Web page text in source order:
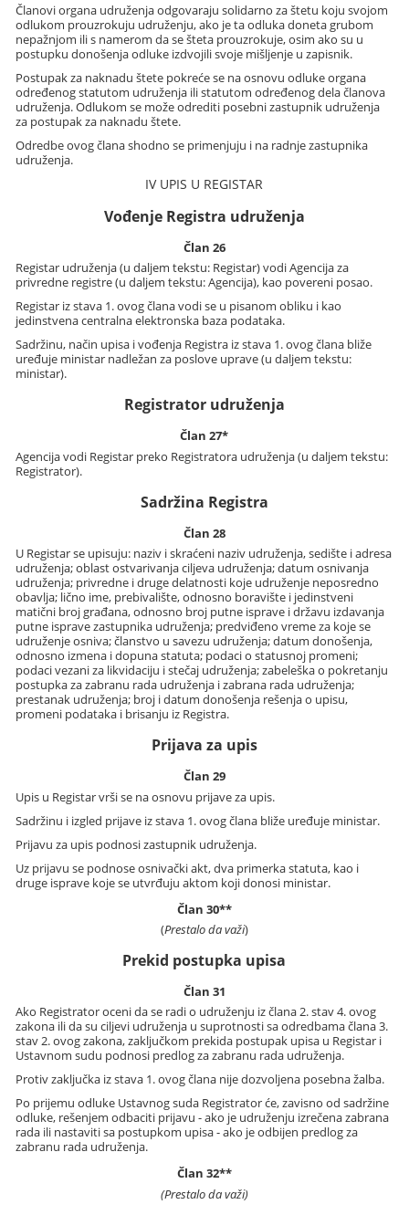
Članovi organa udruženja odgovaraju solidarno za štetu koju svojom
odlukom prouzrokuju udruženju, ako je ta odluka doneta grubom
nepažnjom ili s namerom da se šteta prouzrokuje, osim ako su u
postupku donošenja odluke izdvojili svoje mišljenje u zapisnik.
Postupak za naknadu štete pokreće se na osnovu odluke organa
određenog statutom udruženja ili statutom određenog dela članova
udruženja. Odlukom se može odrediti posebni zastupnik udruženja
za postupak za naknadu štete.
Odredbe ovog člana shodno se primenjuju i na radnje zastupnika
udruženja.
IV UPIS U REGISTAR
Vođenje Registra udruženja
Član 26
Registar udruženja (u daljem tekstu: Registar) vodi Agencija za
privredne registre (u daljem tekstu: Agencija), kao povereni posao.
Registar iz stava 1. ovog člana vodi se u pisanom obliku i kao
jedinstvena centralna elektronska baza podataka.
Sadržinu, način upisa i vođenja Registra iz stava 1. ovog člana bliže
uređuje ministar nadležan za poslove uprave (u daljem tekstu:
ministar).
Registrator udruženja
Član 27*
Agencija vodi Registar preko Registratora udruženja (u daljem tekstu:
Registrator).
Sadržina Registra
Član 28
U Registar se upisuju: naziv i skraćeni naziv udruženja, sedište i adresa
udruženja; oblast ostvarivanja ciljeva udruženja; datum osnivanja
udruženja; privredne i druge delatnosti koje udruženje neposredno
obavlja; lično ime, prebivalište, odnosno boravište i jedinstveni
matični broj građana, odnosno broj putne isprave i državu izdavanja
putne isprave zastupnika udruženja; predviđeno vreme za koje se
udruženje osniva; članstvo u savezu udruženja; datum donošenja,
odnosno izmena i dopuna statuta; podaci o statusnoj promeni;
podaci vezani za likvidaciju i stečaj udruženja; zabeleška o pokretanju
postupka za zabranu rada udruženja i zabrana rada udruženja;
prestanak udruženja; broj i datum donošenja rešenja o upisu,
promeni podataka i brisanju iz Registra.
Prijava za upis
Član 29
Upis u Registar vrši se na osnovu prijave za upis.
Sadržinu i izgled prijave iz stava 1. ovog člana bliže uređuje ministar.
Prijavu za upis podnosi zastupnik udruženja.
Uz prijavu se podnose osnivački akt, dva primerka statuta, kao i
druge isprave koje se utvrđuju aktom koji donosi ministar.
Član 30**
(Prestalo da važi)
Prekid postupka upisa
Član 31
Ako Registrator oceni da se radi o udruženju iz člana 2. stav 4. ovog
zakona ili da su ciljevi udruženja u suprotnosti sa odredbama člana 3.
stav 2. ovog zakona, zaključkom prekida postupak upisa u Registar i
Ustavnom sudu podnosi predlog za zabranu rada udruženja.
Protiv zaključka iz stava 1. ovog člana nije dozvoljena posebna žalba.
Po prijemu odluke Ustavnog suda Registrator će, zavisno od sadržine
odluke, rešenjem odbaciti prijavu - ako je udruženju izrečena zabrana
rada ili nastaviti sa postupkom upisa - ako je odbijen predlog za
zabranu rada udruženja.
Član 32**
(Prestalo da važi)